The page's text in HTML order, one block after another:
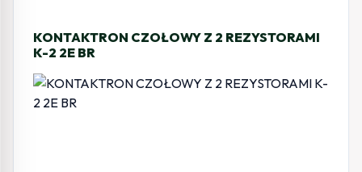
KONTAKTRON CZOŁOWY Z 2 REZYSTORAMI
K-2 2E BR